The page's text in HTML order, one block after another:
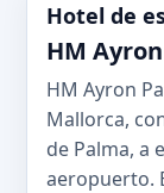
Hotel de
HM
HM Ayron
Mallorca,
de Palma, a
aeropuerto.